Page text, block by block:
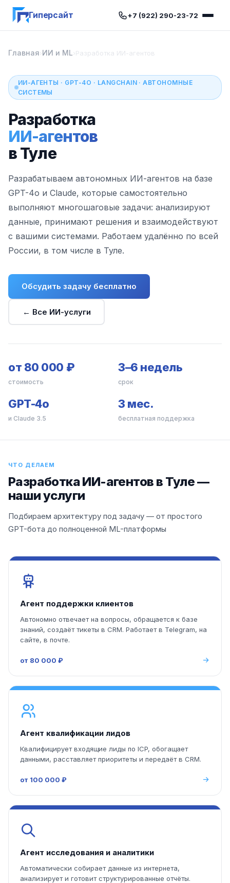
Гиперсайт +7 (922) 290-23-72
Главная›ИИ и ML›Разработка ИИ-агентов
ИИ-АГЕНТЫ · GPT-4O · LANGCHAIN · АВТОНОМНЫЕ
СИСТЕМЫ
Разработка
ИИ-агентов
в Туле
Разрабатываем автономных ИИ-агентов на базе
GPT-4o и Claude, которые самостоятельно
выполняют многошаговые задачи: анализируют
данные, принимают решения и взаимодействуют
с вашими системами. Работаем удалённо по всей
России, в том числе в Туле.
Обсудить задачу бесплатно
← Все ИИ-услуги
от 80 000 ₽
стоимость
3–6 недель
срок
GPT-4o
и Claude 3.5
3 мес.
бесплатная поддержка
ЧТО ДЕЛАЕМ
Разработка ИИ-агентов в Туле —
наши услуги
Подбираем архитектуру под задачу — от простого
GPT-бота до полноценной ML-платформы
Агент поддержки клиентов
Автономно отвечает на вопросы, обращается к базе
знаний, создаёт тикеты в CRM. Работает в Telegram, на
сайте, в почте.
от 80 000 ₽
Агент квалификации лидов
Квалифицирует входящие лиды по ICP, обогащает
данными, расставляет приоритеты и передаёт в CRM.
от 100 000 ₽
Агент исследования и аналитики
Автоматически собирает данные из интернета,
анализирует и готовит структурированные отчёты.